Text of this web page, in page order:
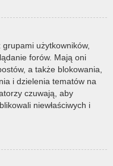
użytkowników,
forów. Mają oni
a także blokowania,
i dzielenia tematów na
czuwają, aby
niewłaściwych i